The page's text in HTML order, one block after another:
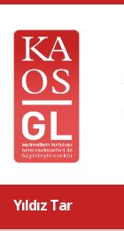
Yıldız Tar